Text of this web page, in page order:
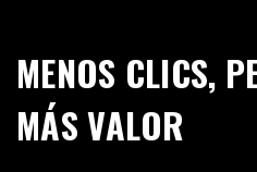
MENOS CLICS,
MÁS VALOR